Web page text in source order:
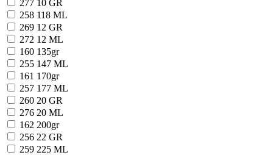
277 10 GR
258 118 ML
269 12 GR
272 12 ML
160 135gr
255 147 ML
161 170gr
257 177 ML
260 20 GR
276 20 ML
162 200gr
256 22 GR
259 225 ML